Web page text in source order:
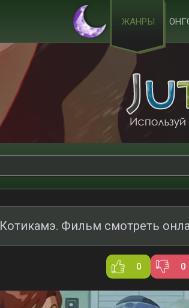
ЖАНРЫ
Котикамэ. Фильм смотреть
0 0